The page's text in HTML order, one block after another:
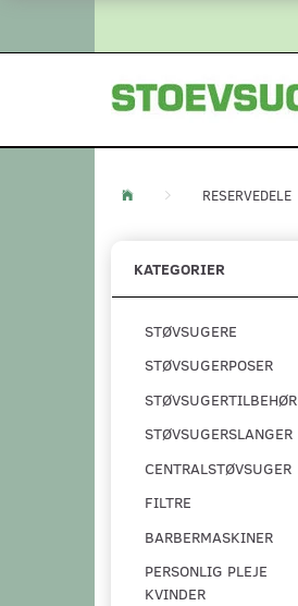
RESERVEDELE
KATEGORIER
STØVSUGERE
STØVSUGERPOSER
STØVSUGERTILBEHØR
STØVSUGERSLANGER
CENTRALSTØVSUGER
FILTRE
BARBERMASKINER
PERSONLIG PLEJE
KVINDER